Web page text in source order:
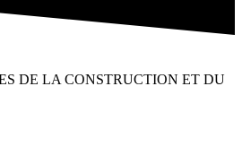
DE LA CONSTRUCTION ET DU